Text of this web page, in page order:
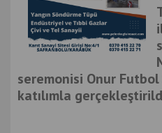
seremonisi Onur Futbol
katılımla